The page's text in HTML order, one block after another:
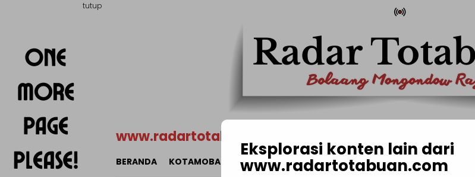
tutup
www.radartotabuan.com
BERANDA KOTAMOBAGU BOLMONG BOLTIM BOLSEL BOLMUT MANADO
Eksplorasi konten lain dari
www.radartotabuan.com